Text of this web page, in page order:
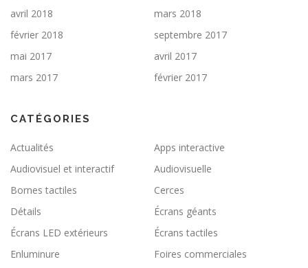
avril 2018
mars 2018
février 2018
septembre 2017
mai 2017
avril 2017
mars 2017
février 2017
CATÉGORIES
Actualités
Apps interactive
Audiovisuel et interactif
Audiovisuelle
Bornes tactiles
Cerces
Détails
Écrans géants
Écrans LED extérieurs
Écrans tactiles
Enluminure
Foires commerciales